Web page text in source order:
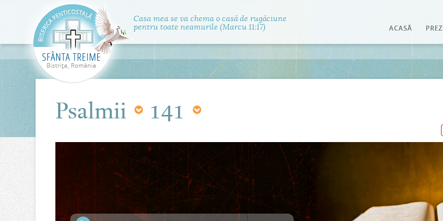
Casa mea se va chema o casă de rugăciune
pentru toate neamurile (Marcu 11:17)
ACASĂ
Psalmii 141